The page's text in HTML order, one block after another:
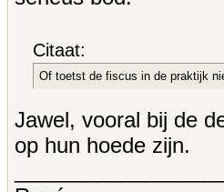
Citaat:
Of toetst de fiscus in de praktijk
Jawel, vooral bij de
op hun hoede zijn.